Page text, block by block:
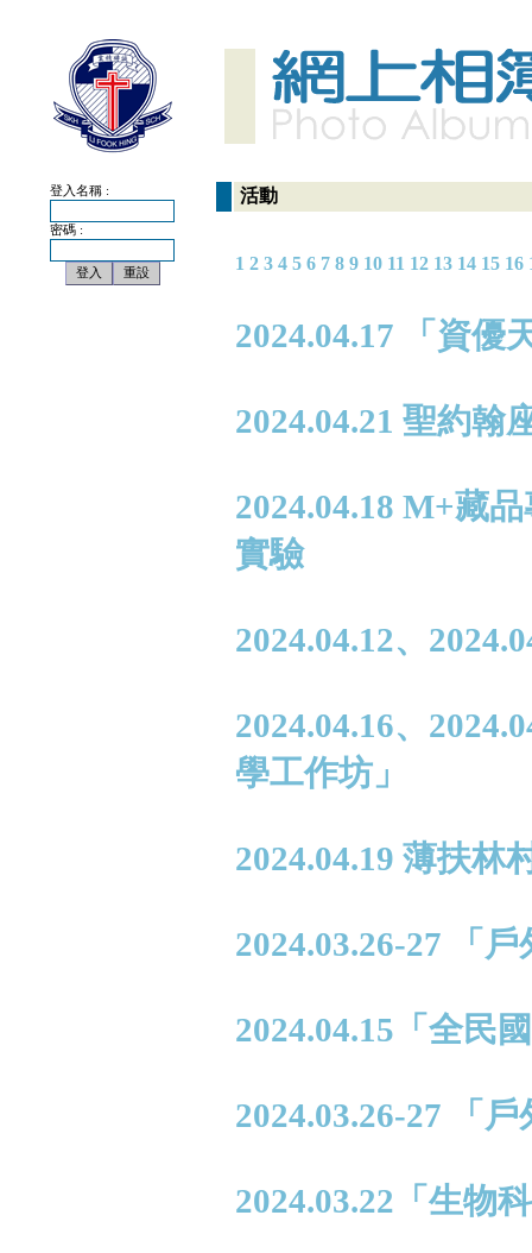
登入名稱 :
密碼 :
活動
1 2 3 4 5 6 7 8 9 10 11 12 13 14 15 16
2024.04.17 「資優
2024.04.21 聖約翰
2024.04.18 M+藏
實驗
2024.04.12、
2024.04.16、
學工作坊」
2024.04.19 薄扶林
2024.03.26-27 「
2024.04.15「全民
2024.03.26-27 「
2024.03.22「生物